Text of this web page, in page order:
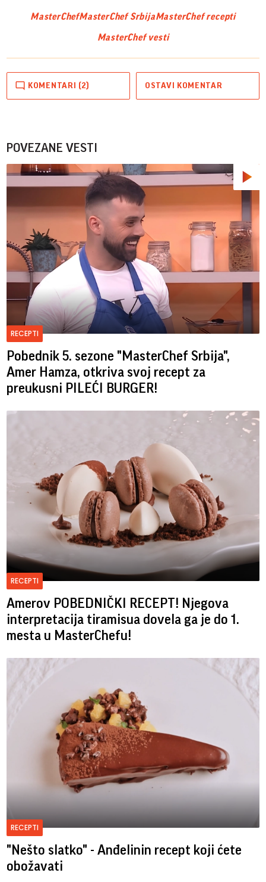
MasterChefMasterChef SrbijaMasterChef recepti
MasterChef vesti
KOMENTARI (2) OSTAVI KOMENTAR
POVEZANE VESTI
RECEPTI
Pobednik 5. sezone "MasterChef Srbija",
Amer Hamza, otkriva svoj recept za
preukusni PILEĆI BURGER!
RECEPTI
Amerov POBEDNIČKI RECEPT! Njegova
interpretacija tiramisua dovela ga je do 1.
mesta u MasterChefu!
RECEPTI
"Nešto slatko" - Anđelinin recept koji ćete
obožavati